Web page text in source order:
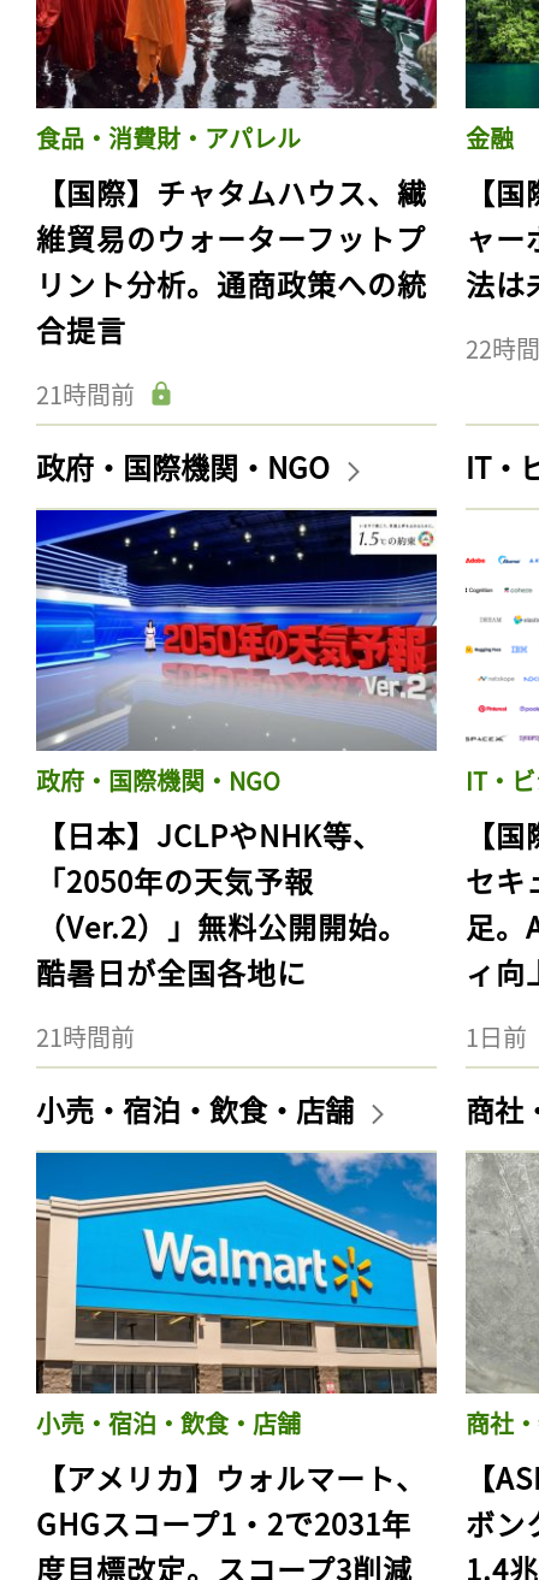
食品・消費財・アパレル
【国際】チャタムハウス、繊
維貿易のウォーターフットプ
リント分析。通商政策への統
合提言
21時間前
金融
【
ャー
法は
22時
政府・国際機関・NGO
政府・国際機関・NGO
【日本】JCLPやNHK等、
「2050年の天気予報
（Ver.2）」無料公開開始。
酷暑日が全国各地に
21時間前
IT・
IT・
【
セキ
足。
ィ向
1日前
小売・宿泊・飲食・店舗
小売・宿泊・飲食・店舗
【アメリカ】ウォルマート、
GHGスコープ1・2で2031年
度目標改定。スコープ3削減
商社
商社
【
ボン
1.4